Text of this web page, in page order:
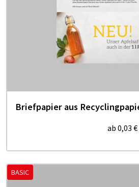
Briefpapier aus
ab 0,03 €
BASIC